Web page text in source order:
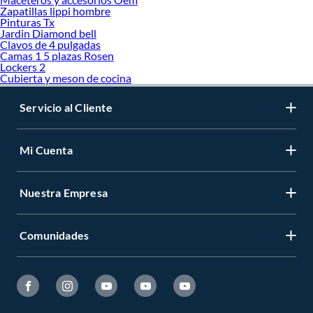
Taladro percutor
Huincha
Pistola y llave de impacto
Pistola de clavos
Lijadora orbital
Zapatillas lippi hombre
Pinturas Tx
Jardin Diamond bell
Clavos de 4 pulgadas
Camas 1 5 plazas Rosen
Lockers 2
Cubierta y meson de cocina
Servicio al Cliente
Mi Cuenta
Nuestra Empresa
Comunidades